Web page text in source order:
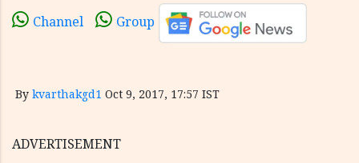
Channel Group
By kvarthakgd1 Oct 9, 2017, 17:57 IST
ADVERTISEMENT